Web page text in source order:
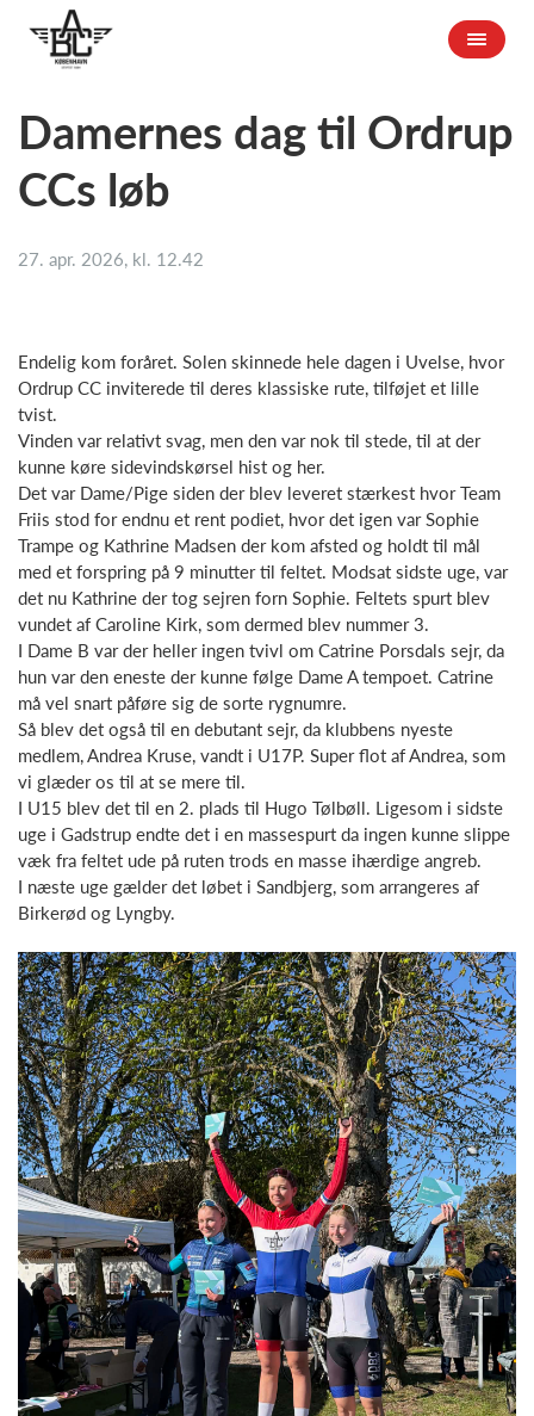
Damernes dag til Ordrup
CCs løb
27. apr. 2026, kl. 12.42
Endelig kom foråret. Solen skinnede hele dagen i Uvelse, hvor
Ordrup CC inviterede til deres klassiske rute, tilføjet et lille
tvist.
Vinden var relativt svag, men den var nok til stede, til at der
kunne køre sidevindskørsel hist og her.
Det var Dame/Pige siden der blev leveret stærkest hvor Team
Friis stod for endnu et rent podiet, hvor det igen var Sophie
Trampe og Kathrine Madsen der kom afsted og holdt til mål
med et forspring på 9 minutter til feltet. Modsat sidste uge, var
det nu Kathrine der tog sejren forn Sophie. Feltets spurt blev
vundet af Caroline Kirk, som dermed blev nummer 3.
I Dame B var der heller ingen tvivl om Catrine Porsdals sejr, da
hun var den eneste der kunne følge Dame A tempoet. Catrine
må vel snart påføre sig de sorte rygnumre.
Så blev det også til en debutant sejr, da klubbens nyeste
medlem, Andrea Kruse, vandt i U17P. Super flot af Andrea, som
vi glæder os til at se mere til.
I U15 blev det til en 2. plads til Hugo Tølbøll. Ligesom i sidste
uge i Gadstrup endte det i en massespurt da ingen kunne slippe
væk fra feltet ude på ruten trods en masse ihærdige angreb.
I næste uge gælder det løbet i Sandbjerg, som arrangeres af
Birkerød og Lyngby.